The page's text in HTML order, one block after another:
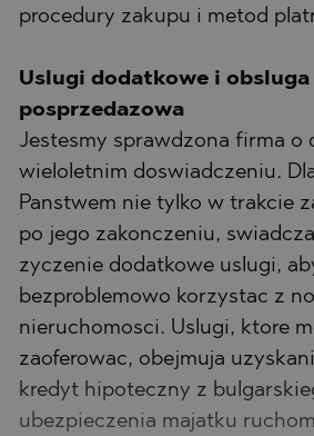
procedury zakupu i metod
Uslugi dodatkowe i obsluga
posprzedazowa
Jestesmy sprawdzona firma o
wieloletnim doswiadczeniu.
Panstwem nie tylko w trakcie
po jego zakonczeniu,
zyczenie dodatkowe uslugi,
bezproblemowo korzystac z
nieruchomosci. Uslugi, ktore
zaoferowac, obejmuja
kredyt hipoteczny z
ubezpieczenia majatku